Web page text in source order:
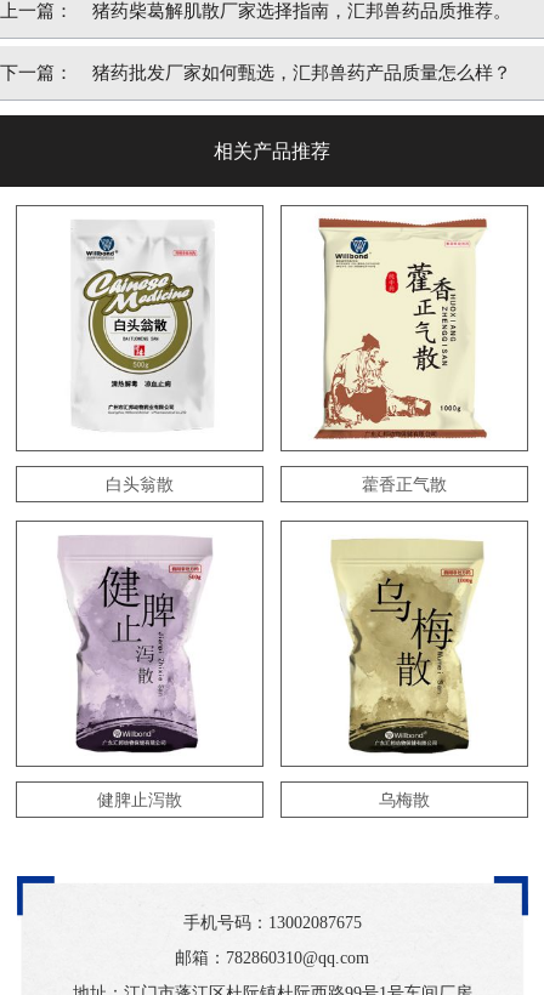
上一篇： 猪药柴葛解肌散厂家选择指南，汇邦兽药品质推荐。
下一篇： 猪药批发厂家如何甄选，汇邦兽药产品质量怎么样？
相关产品推荐
白头翁散 藿香正气散
健脾止泻散 乌梅散
手机号码： 13002087675
邮箱：782860310@qq.com